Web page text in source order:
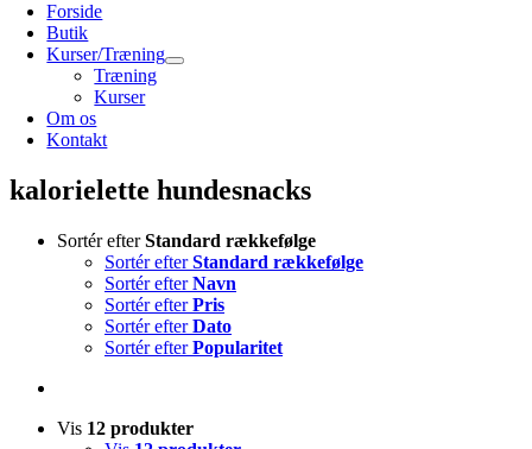
Forside
Butik
Kurser/Træning
Træning
Kurser
Om os
Kontakt
kalorielette hundesnacks
Sortér efterStandard rækkefølge
Sortér efterStandard rækkefølge
Sortér efterNavn
Sortér efterPris
Sortér efterDato
Sortér efterPopularitet
Vis 12 produkter